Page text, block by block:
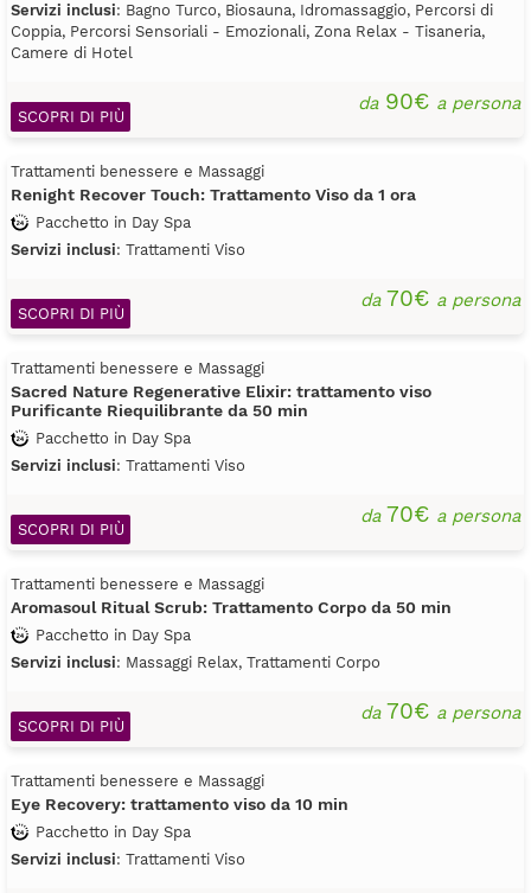
Servizi inclusi: Bagno Turco, Biosauna, Idromassaggio, Percorsi di
Coppia, Percorsi Sensoriali - Emozionali, Zona Relax - Tisaneria,
Camere di Hotel
da90€ a persona
SCOPRI DI PIÙ
Trattamenti benessere e Massaggi
Renight Recover Touch: Trattamento Viso da 1 ora
Pacchetto in Day Spa
Servizi inclusi: Trattamenti Viso
da70€ a persona
SCOPRI DI PIÙ
Trattamenti benessere e Massaggi
Sacred Nature Regenerative Elixir: trattamento viso
Purificante Riequilibrante da 50 min
Pacchetto in Day Spa
Servizi inclusi: Trattamenti Viso
da70€ a persona
SCOPRI DI PIÙ
Trattamenti benessere e Massaggi
Aromasoul Ritual Scrub: Trattamento Corpo da 50 min
Pacchetto in Day Spa
Servizi inclusi: Massaggi Relax, Trattamenti Corpo
da70€ a persona
SCOPRI DI PIÙ
Trattamenti benessere e Massaggi
Eye Recovery: trattamento viso da 10 min
Pacchetto in Day Spa
Servizi inclusi: Trattamenti Viso